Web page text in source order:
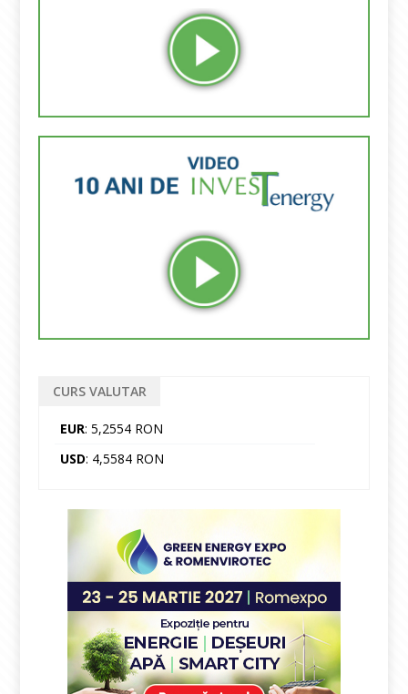
CURS VALUTAR
EUR: 5,2554 RON
USD: 4,5584 RON